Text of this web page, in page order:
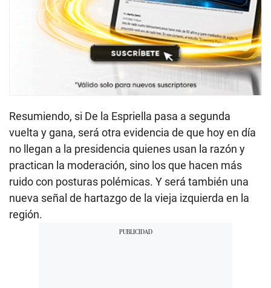
Resumiendo, si De la Espriella pasa a segunda
vuelta y gana, será otra evidencia de que hoy en día
no llegan a la presidencia quienes usan la razón y
practican la moderación, sino los que hacen más
ruido con posturas polémicas. Y será también una
nueva señal de hartazgo de la vieja izquierda en la
región.